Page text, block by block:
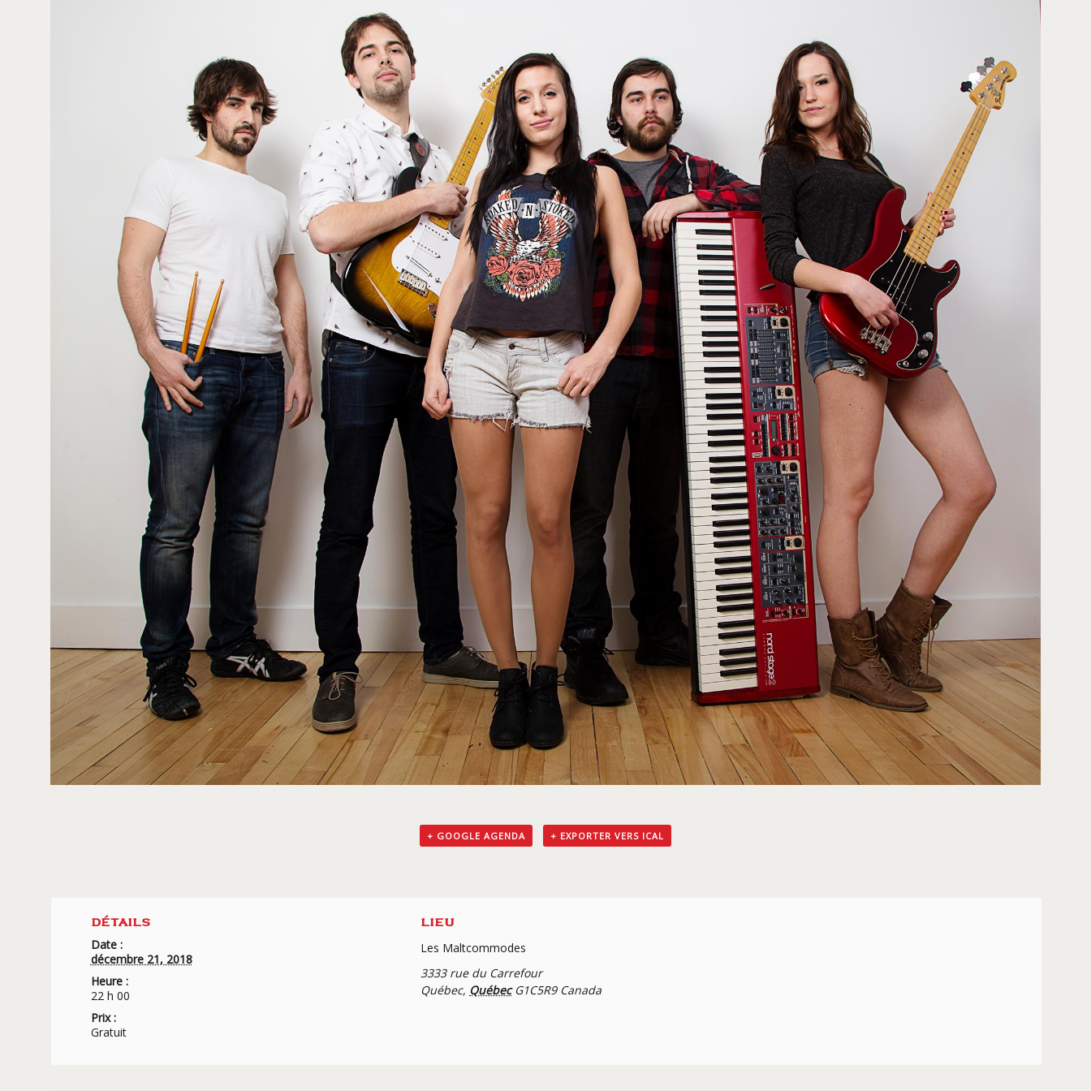
+ GOOGLE AGENDA + EXPORTER VERS ICAL
DÉTAILS
Date :
décembre 21, 2018
Heure :
22 h 00
Prix :
Gratuit
LIEU
Les Maltcommodes
3333 rue du Carrefour
Québec, Québec G1C5R9 Canada